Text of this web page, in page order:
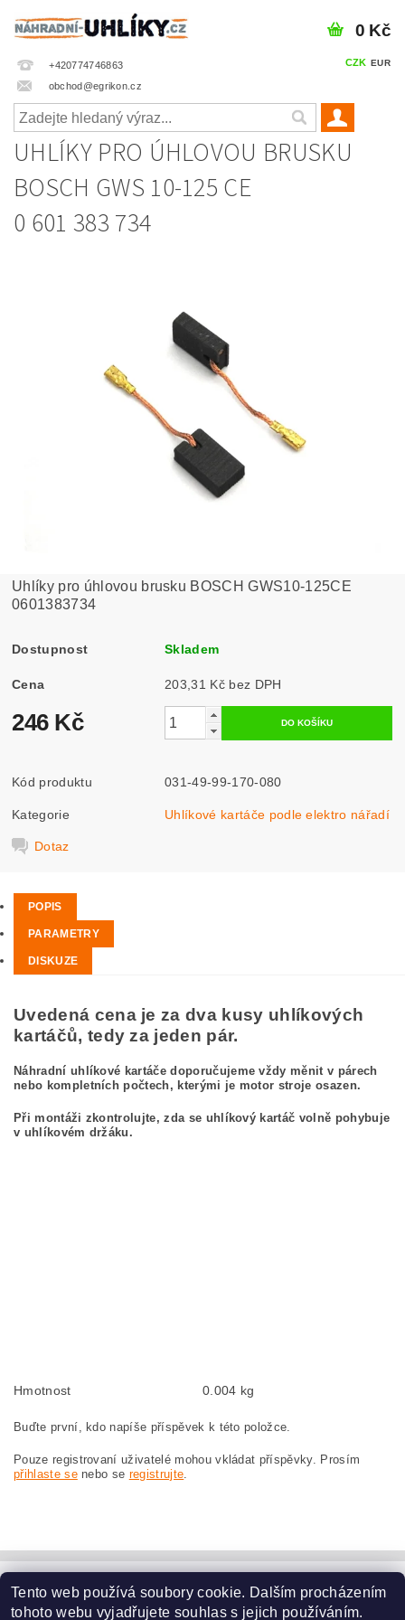
+420774746863
obchod@egrikon.cz
CZK EUR
0 Kč
UHLÍKY PRO ÚHLOVOU BRUSKU
BOSCH GWS 10-125 CE
0 601 383 734
Uhlíky pro úhlovou brusku BOSCH GWS10-125CE
0601383734
Dostupnost Skladem
Cena 203,31 Kč bez DPH
246 Kč
Kód produktu 031-49-99-170-080
Kategorie Uhlíkové kartáče podle elektro nářadí
Dotaz
POPIS
PARAMETRY
DISKUZE
Uvedená cena je za dva kusy uhlíkových
kartáčů, tedy za jeden pár.
Náhradní uhlíkové kartáče doporučujeme vždy měnit v párech
nebo kompletních počtech, kterými je motor stroje osazen.
Při montáži zkontrolujte, zda se uhlíkový kartáč volně pohybuje
v uhlíkovém držáku.
Hmotnost 0.004 kg
Buďte první, kdo napíše příspěvek k této položce.
Pouze registrovaní uživatelé mohou vkládat příspěvky. Prosím
přihlaste senebo se registrujte.
www.dodilny.cz
Tento web používá soubory cookie. Dalším procházením
tohoto webu vyjadřujete souhlas s jejich používáním.